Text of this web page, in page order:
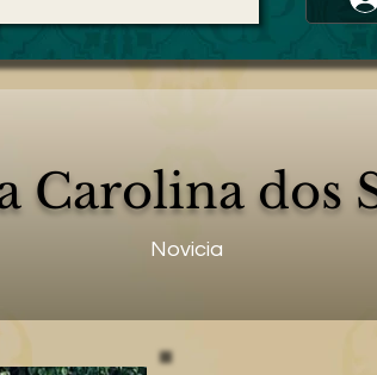
Carolina dos
Novicia